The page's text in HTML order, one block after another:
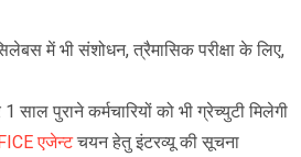
में भी संशोधन, त्रैमासिक परीक्षा के लिए,
1 साल पुराने कर्मचारियों को भी ग्रेच्युटी मिलेगी
एजेन्टचयन हेतु इंटरव्यू की सूचना